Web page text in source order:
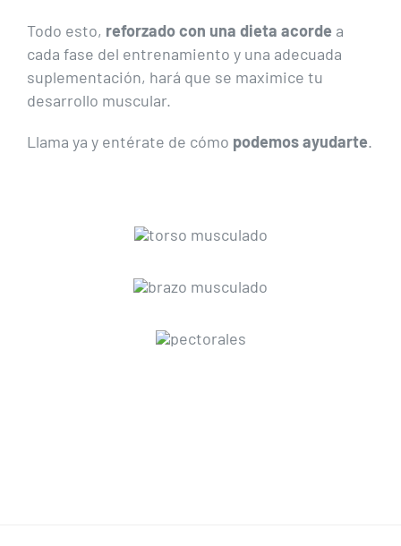
Todo esto, reforzado con una dieta acorde a
cada fase del entrenamiento y una adecuada
suplementación, hará que se maximice tu
desarrollo muscular.
Llama ya y entérate de cómo podemos ayudarte.